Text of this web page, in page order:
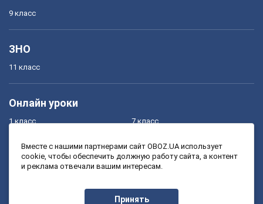
9 класс
ЗНО
11 класс
Онлайн уроки
1 класс
3 класс
7 класс
9 класс
Вместе с нашими партнерами сайт OBOZ.UA использует
cookie, чтобы обеспечить должную работу сайта, а контент
и реклама отвечали вашим интересам.
Принять